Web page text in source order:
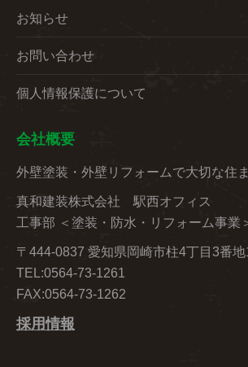
お知らせ
お問い合わせ
個人情報保護について
会社概要
外壁塗装・外壁リフォームで大切な住
真和建装株式会社 駅西オフィス
工事部 ＜塗装・防水・リフォーム事業
〒444-0837 愛知県岡崎市柱4丁目3番地
TEL:0564-73-1261
FAX:0564-73-1262
採用情報